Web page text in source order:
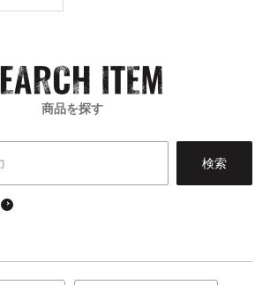
商品を探す